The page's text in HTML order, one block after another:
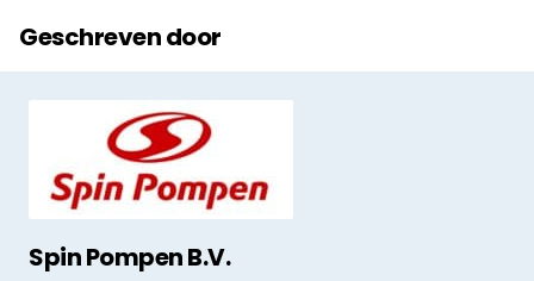
Geschreven door
Spin Pompen B.V.